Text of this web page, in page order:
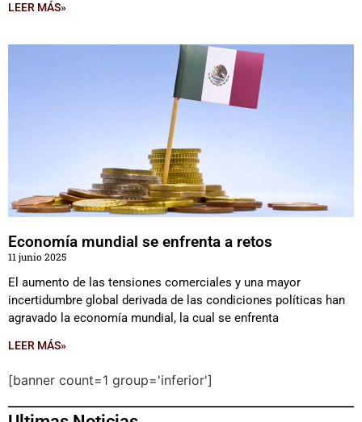
LEER MÁS»
Economía mundial se enfrenta a retos
11 junio 2025
El aumento de las tensiones comerciales y una mayor
incertidumbre global derivada de las condiciones políticas han
agravado la economía mundial, la cual se enfrenta
LEER MÁS»
[banner count=1 group='inferior']